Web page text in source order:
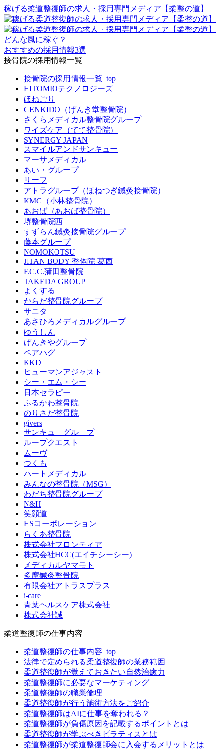
稼げる柔道整復師の求人・採用専門メディア【柔整の道】
どんな風に稼ぐ？
おすすめの採用情報3選
接骨院の採用情報一覧
接骨院の採用情報一覧_top
HITOMIOテクノロジーズ
ほねごり
GENKIDO（げんき堂整骨院）
さくらメディカル整骨院グループ
ワイズケア（てて整骨院）
SYNERGY JAPAN
スマイルアンドサンキュー
マーサメディカル
あい・グループ
リーフ
アトラグループ（ほねつぎ鍼灸接骨院）
KMC（小林整骨院）
あおば（あおば整骨院）
堺整骨院西
すずらん鍼灸接骨院グループ
藤本グループ
NOMOKOTSU
JITAN BODY 整体院 葛西
F.C.C.蒲田整骨院
TAKEDA GROUP
よくする
からだ整骨院グループ
サニタ
あさひろメディカルグループ
ゆうしん
げんきやグループ
ベアハグ
KKD
ヒューマンアジャスト
シー・エム・シー
日本セラピー
ふるかわ整骨院
のりさだ整骨院
givers
サンキューグループ
ループクエスト
ムーヴ
つくも
ハートメディカル
みんなの整骨院（MSG）
わだち整骨院グループ
N&H
笑顔道
HSコーポレーション
らくあ整骨院
株式会社フロンティア
株式会社HCC(エイチシーシー)
メディカルヤマモト
多摩鍼灸整骨院
有限会社アトラスプラス
i-care
青葉ヘルスケア株式会社
株式会社誠
柔道整復師の仕事内容
柔道整復師の仕事内容_top
法律で定められる柔道整復師の業務範囲
柔道整復師が覚えておきたい自然治癒力
柔道整復師に必要なマーケティング
柔道整復師の職業倫理
柔道整復師が行う施術方法をご紹介
柔道整復師はAIに仕事を奪われる？
柔道整復師が負傷原因を記載するポイントとは
柔道整復師が学ぶべきピラティスとは
柔道整復師が柔道整復師会に入会するメリットとは